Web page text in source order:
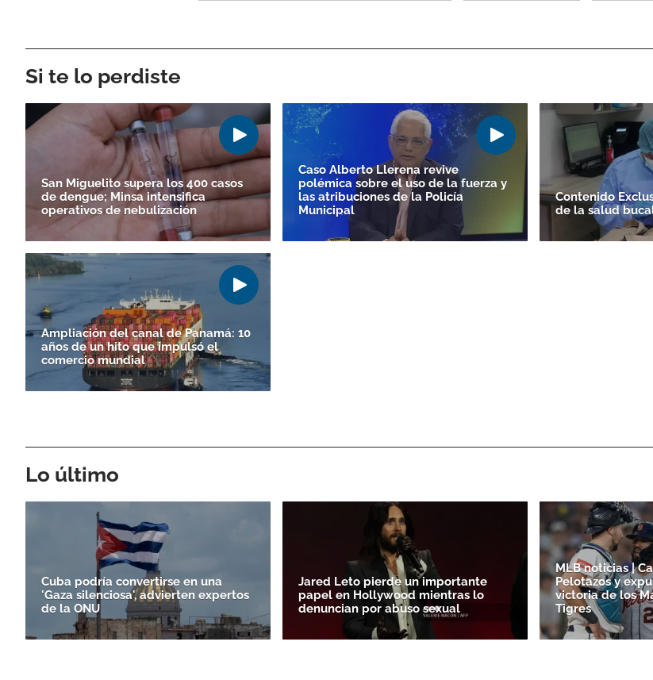
Si te lo perdiste
San Miguelito supera los 400 casos
de dengue; Minsa intensifica
operativos de nebulización
Caso Alberto Llerena revive
polémica sobre el uso de la fuerza y
las atribuciones de la Policía
Municipal
Contenido
de la salud
Ampliación del canal de Panamá: 10
años de un hito que impulsó el
comercio mundial
Lo último
Cuba podría convertirse en una
'Gaza silenciosa', advierten expertos
de la ONU
Jared Leto pierde un importante
papel en Hollywood mientras lo
denuncian por abuso sexual
MLB noticias |
Pelotazos y
victoria de los
Tigres